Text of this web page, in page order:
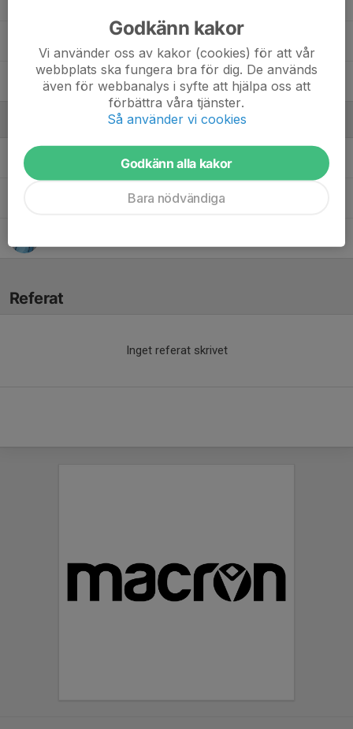
Vilmer D.
Mathias AnderssonTränare
Peter HoffströmTränare & lagledare
Referat
Inget referat skrivet
Godkänn kakor
Vi använder oss av kakor (cookies) för att vår
webbplats ska fungera bra för dig. De används
även för webbanalys i syfte att hjälpa oss att
förbättra våra tjänster.
Så använder vi cookies
Godkänn alla kakor
Bara nödvändiga